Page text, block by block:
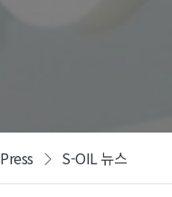
Press S-OIL 뉴스